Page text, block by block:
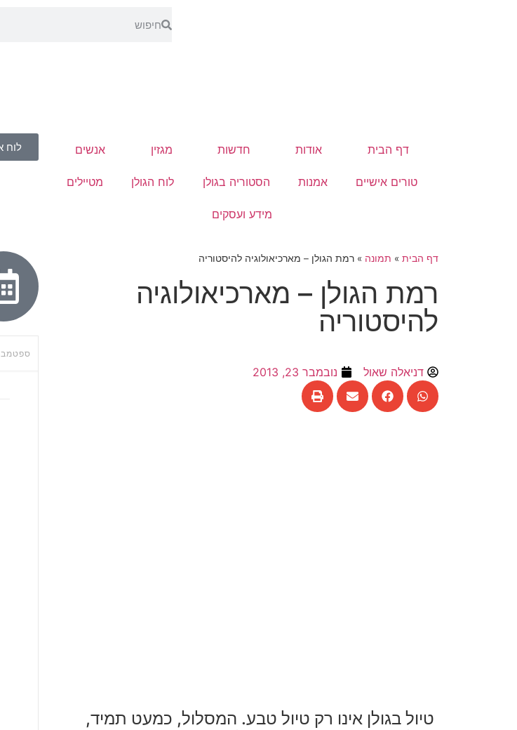
דף הבית אודות חדשות מגזין אנשים
טורים אישיים אמנות הסטוריה בגולן לוח הגולן מטיילים
מידע ועסקים
לוח
דף הבית » תמונה » רמת הגולן – מארכיאולוגיה להיסטוריה
רמת הגולן – מארכיאולוגיה
להיסטוריה
דניאלה שאול נובמבר 23, 2013
טיול בגולן אינו רק טיול טבע. המסלול, כמעט תמיד,